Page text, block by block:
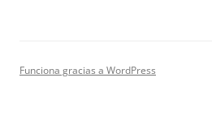
Funciona gracias a WordPress